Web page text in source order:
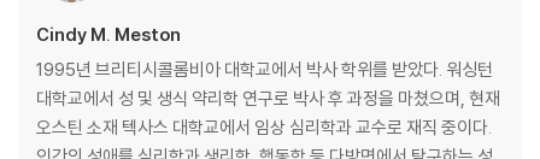
Cindy M. Meston
1995년 브리티시콜롬비아 대학교에서 박사 학위를 받았다. 워싱턴
대학교에서 성 및 생식 약리학 연구로 박사 후 과정을 마쳤으며, 현재
오스틴 소재 텍사스 대학교에서 임상 심리학과 교수로 재직 중이다.